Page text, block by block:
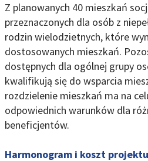
Z planowanych 40 mieszkań
przeznaczonych dla osób z
rodzin wielodzietnych, które
dostosowanych mieszkań.
dostępnych dla ogólnej grupy
kwalifikują się do wsparcia
rozdzielenie mieszkań ma na
odpowiednich warunków dla
beneficjentów.
Harmonogram i koszt projektu